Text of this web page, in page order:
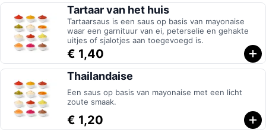
Tartaar van het huis
Tartaarsaus is een saus op basis van mayonaise
waar een garnituur van ei, peterselie en gehakte
uitjes of sjalotjes aan toegevoegd is.
€ 1,40
Thailandaise
Een saus op basis van mayonaise met een licht
zoute smaak.
€ 1,20